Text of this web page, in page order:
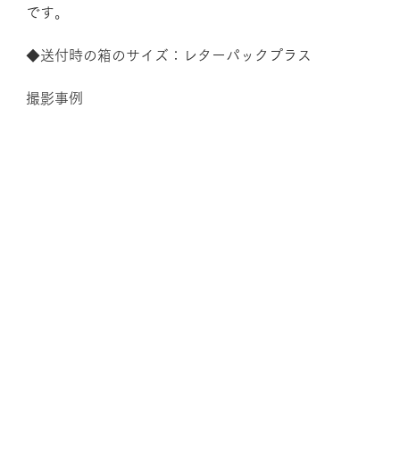
です。
◆送付時の箱のサイズ：レターパックプラス
撮影事例